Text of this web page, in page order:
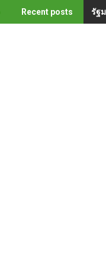
Recent posts รัฐ